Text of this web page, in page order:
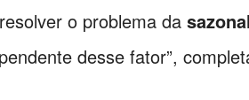
o problema da
desse fator”,